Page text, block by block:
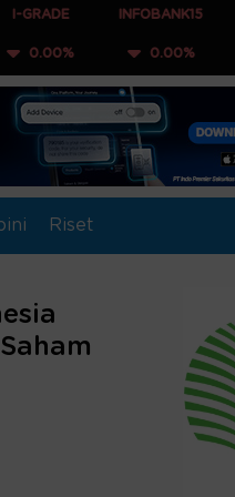
INFOBANK15
0.00%
Riset